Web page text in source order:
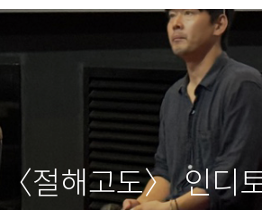
절해고도〉 인디